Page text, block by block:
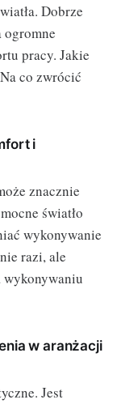
Dobrze
ogromne
pracy. Jakie
co zwrócić
i
znacznie
światło
wykonywanie
razi, ale
wykonywaniu
w aranżacji
Jest